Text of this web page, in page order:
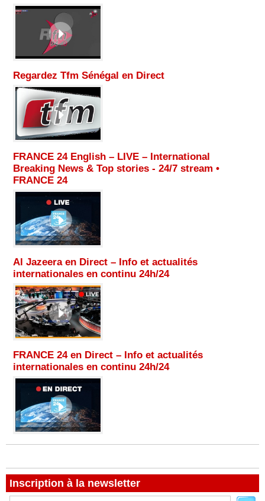
Regardez Tfm Sénégal en Direct
FRANCE 24 English – LIVE – International
Breaking News & Top stories - 24/7 stream •
FRANCE 24
Al Jazeera en Direct – Info et actualités
internationales en continu 24h/24
FRANCE 24 en Direct – Info et actualités
internationales en continu 24h/24
Inscription à la newsletter